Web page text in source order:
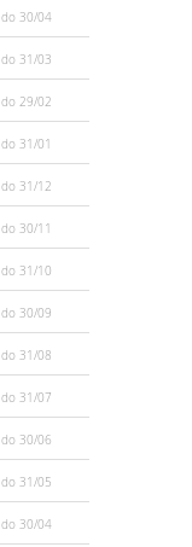
do 30/04
do 31/03
do 29/02
do 31/01
do 31/12
do 30/11
do 31/10
do 30/09
do 31/08
do 31/07
do 30/06
do 31/05
do 30/04